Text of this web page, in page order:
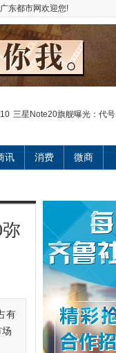
广东都市网欢迎您!
三星Note20旗舰曝光：代号
讯 消费 微商
有